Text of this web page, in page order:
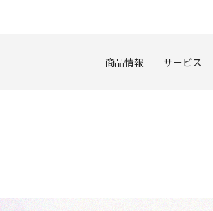
商品情報 サービス